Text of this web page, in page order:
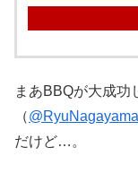
まあBBQが大成功
（@RyuNagayama
だけど…。